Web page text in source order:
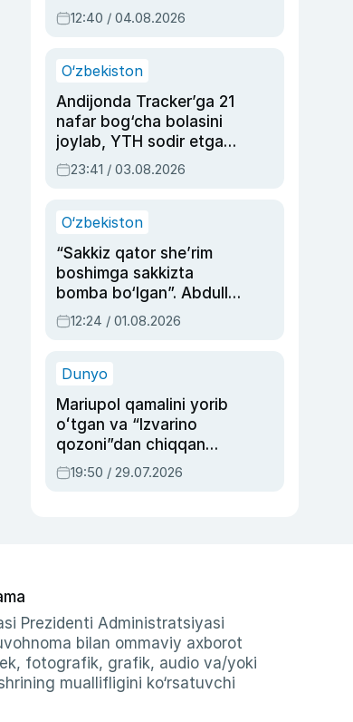
intellektni boshqara
olmay qolishidan xavotir
12:40 / 04.08.2026
O‘zbekiston
Andijonda Tracker’ga 21
nafar bog‘cha bolasini
joylab, YTH sodir etgan
ayolga sud hukmi o‘qildi
23:41 / 03.08.2026
O‘zbekiston
“Sakkiz qator she’rim
boshimga sakkizta
bomba bo‘lgan”. Abdulla
Oripovni siyosiy
ayblovlardan asrab
12:24 / 01.08.2026
Dunyo
Mariupol qamalini yorib
oʻtgan va “Izvarino
qozoni”dan chiqqan
qahramon — Ukraina
armiyasi bosh
19:50 / 29.07.2026
Prezidenti Administratsiyasi
bilan ommaviy axborot
fotografik, grafik, audio va/yoki
muallifligini ko‘rsatuvchi